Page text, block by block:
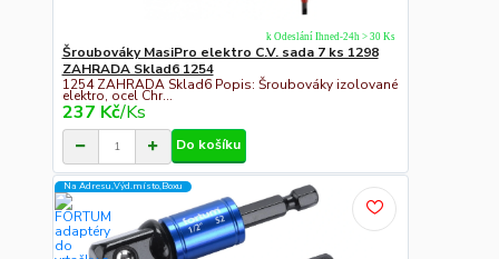
Šroubováky MasiPro elektro C.V. sada 7 ks 1298
ZAHRADA Sklad6 1254
1254 ZAHRADA Sklad6 Popis: Šroubováky izolované
elektro, ocel Chr...
237 Kč/Ks
k Odeslání Ihned-24h > 30 Ks
Do košíku
Na Adresu,Výd.místo,Boxu